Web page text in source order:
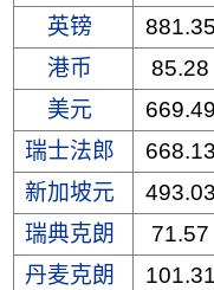
英镑
881.35
港币
85.28
美元
669.49
瑞士法郎
668.13
新加坡元
493.03
瑞典克朗
71.57
丹麦克朗
101.31